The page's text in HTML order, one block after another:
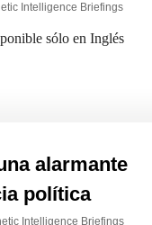
Intelligence Briefings
sólo en Inglés
alarmante
política
Intelligence Briefings